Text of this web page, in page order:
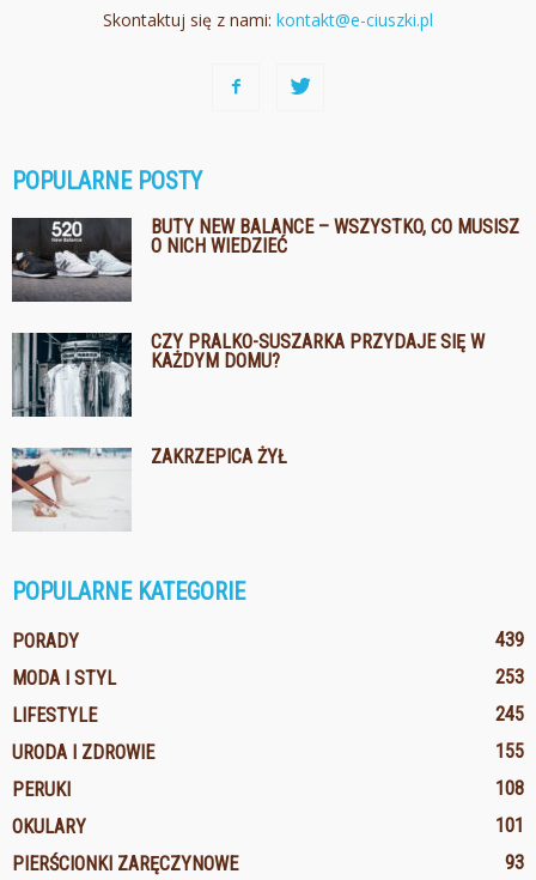
Skontaktuj się z nami: kontakt@e-ciuszki.pl
POPULARNE POSTY
BUTY NEW BALANCE – WSZYSTKO, CO MUSISZ
O NICH WIEDZIEĆ
CZY PRALKO-SUSZARKA PRZYDAJE SIĘ W
KAŻDYM DOMU?
ZAKRZEPICA ŻYŁ
POPULARNE KATEGORIE
PORADY
439
MODA I STYL
253
LIFESTYLE
245
URODA I ZDROWIE
155
PERUKI
108
OKULARY
101
PIERŚCIONKI ZARĘCZYNOWE
93